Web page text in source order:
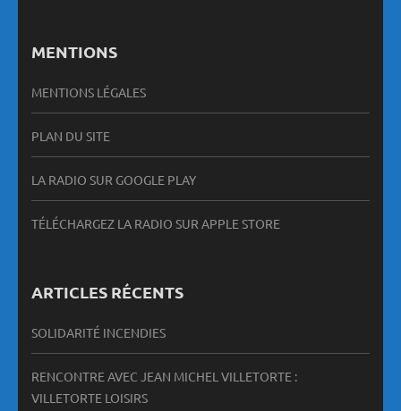
MENTIONS
MENTIONS LÉGALES
PLAN DU SITE
LA RADIO SUR GOOGLE PLAY
TÉLÉCHARGEZ LA RADIO SUR APPLE STORE
ARTICLES RÉCENTS
SOLIDARITÉ INCENDIES
RENCONTRE AVEC JEAN MICHEL VILLETORTE :
VILLETORTE LOISIRS